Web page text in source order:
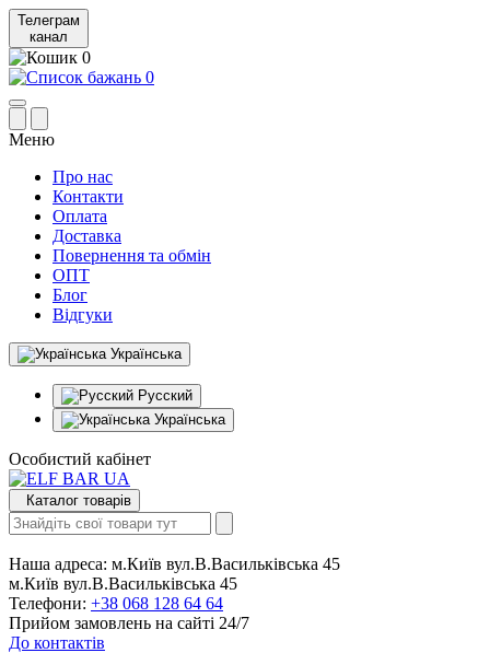
Телеграм
канал
0
0
Меню
Про нас
Контакти
Оплата
Доставка
Повернення та обмін
ОПТ
Блог
Відгуки
Українська
Русский
Українська
Особистий кабінет
Каталог товарів
Наша адреса: м.Київ вул.В.Васильківська 45
м.Київ вул.В.Васильківська 45
Телефони: +38 068 128 64 64
Прийом замовлень на сайті 24/7
До контактів